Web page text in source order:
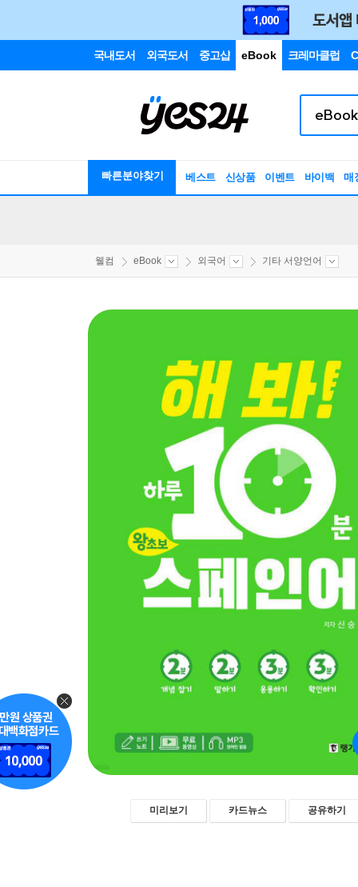
국내도서 외국도서 중고샵 eBook 크레마클럽
빠른분야찾기 베스트 신상품 이벤트 바이백 매
웰컴 eBook 외국어 기타 서양언어
미리보기 카드뉴스 공유하기